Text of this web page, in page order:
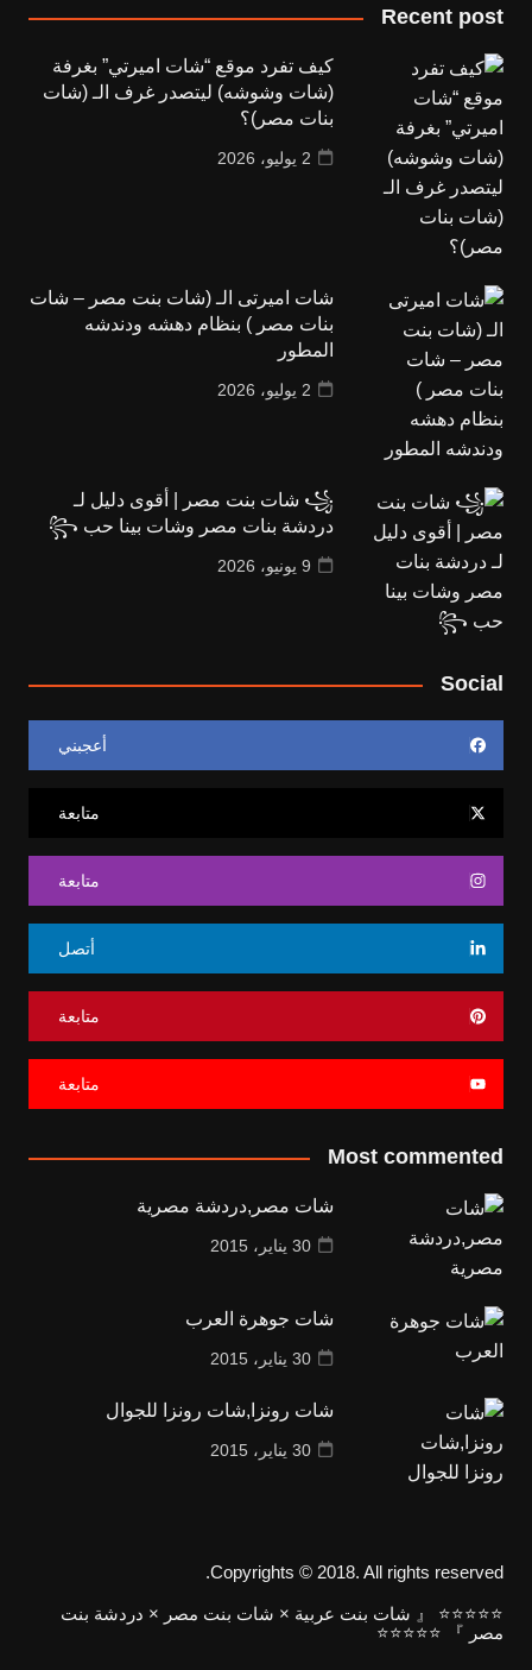
Recent post
كيف تفرد موقع “شات اميرتي” بغرفة
(شات وشوشه) ليتصدر غرف الـ (شات
بنات مصر)؟
2 يوليو، 2026
شات اميرتى الـ (شات بنت مصر – شات
بنات مصر ) بنظام دهشه ودندشه
المطور
2 يوليو، 2026
꧁ شات بنت مصر | أقوى دليل لـ
دردشة بنات مصر وشات بينا حب ꧂
9 يونيو، 2026
Social
أعجبني
متابعة
متابعة
أتصل
متابعة
متابعة
Most commented
شات مصر,دردشة مصرية
30 يناير، 2015
شات جوهرة العرب
30 يناير، 2015
شات رونزا,شات رونزا للجوال
30 يناير، 2015
Copyrights © 2018. All rights reserved.
⭐⭐⭐⭐⭐ 『 شات بنت عربية × شات بنت مصر × دردشة بنت
مصر 』 ⭐⭐⭐⭐⭐